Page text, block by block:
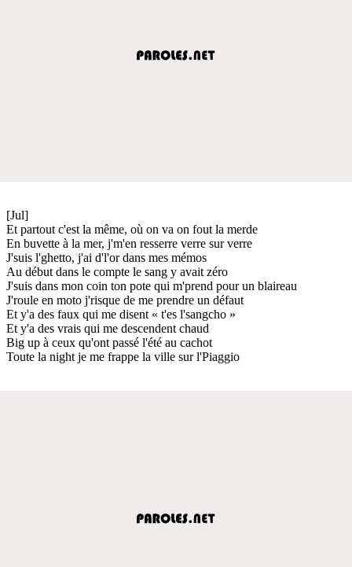
[Jul]
Et partout c'est la même, où on va on fout la merde
En buvette à la mer, j'm'en resserre verre sur verre
J'suis l'ghetto, j'ai d'l'or dans mes mémos
Au début dans le compte le sang y avait zéro
J'suis dans mon coin ton pote qui m'prend pour un blaireau
J'roule en moto j'risque de me prendre un défaut
Et y'a des faux qui me disent « t'es l'sangcho »
Et y'a des vrais qui me descendent chaud
Big up à ceux qu'ont passé l'été au cachot
Toute la night je me frappe la ville sur l'Piaggio